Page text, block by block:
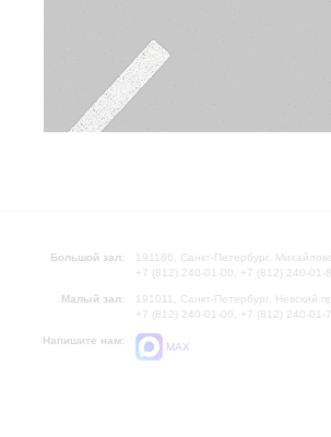
Большой зал:
191186, Санкт-Петербург,
+7 (812) 240-01-00, +7 (812) 240-01-
Малый зал:
191011, Санкт-Петербург, Невский
+7 (812) 240-01-00, +7 (812) 240-01-
Напишите нам:
MAX